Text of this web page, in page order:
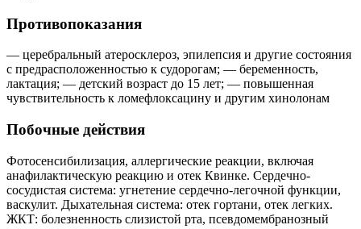
Противопоказания
— церебральный атеросклероз, эпилепсия и другие состояния
с предрасположенностью к судорогам; — беременность,
лактация; — детский возраст до 15 лет; — повышенная
чувствительность к ломефлоксацину и другим хинолонам
Побочные действия
Фотосенсибилизация, аллергические реакции, включая
анафилактическую реакцию и отек Квинке. Сердечно-
сосудистая система: угнетение сердечно-легочной функции,
васкулит. Дыхательная система: отек гортани, отек легких.
ЖКТ: болезненность слизистой рта, псевдомембранозный